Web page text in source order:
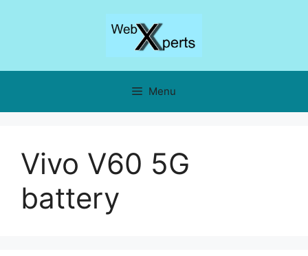
Menu
Vivo V60 5G
battery